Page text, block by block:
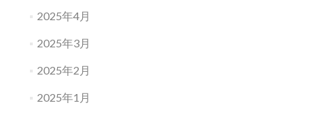
2025年4月
2025年3月
2025年2月
2025年1月